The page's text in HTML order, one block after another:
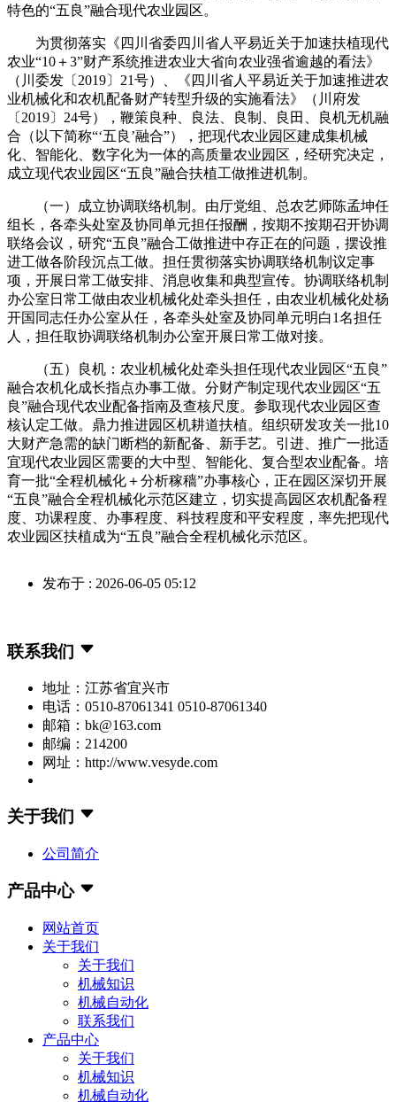
特色的“五良”融合现代农业园区。
为贯彻落实《四川省委四川省人平易近关于加速扶植现代
农业“10＋3”财产系统推进农业大省向农业强省逾越的看法》
（川委发〔2019〕21号）、《四川省人平易近关于加速推进农
业机械化和农机配备财产转型升级的实施看法》（川府发
〔2019〕24号），鞭策良种、良法、良制、良田、良机无机融
合（以下简称“‘五良’融合”），把现代农业园区建成集机械
化、智能化、数字化为一体的高质量农业园区，经研究决定，
成立现代农业园区“五良”融合扶植工做推进机制。
（一）成立协调联络机制。由厅党组、总农艺师陈孟坤任
组长，各牵头处室及协同单元担任报酬，按期不按期召开协调
联络会议，研究“五良”融合工做推进中存正在的问题，摆设推
进工做各阶段沉点工做。担任贯彻落实协调联络机制议定事
项，开展日常工做安排、消息收集和典型宣传。协调联络机制
办公室日常工做由农业机械化处牵头担任，由农业机械化处杨
开国同志任办公室从任，各牵头处室及协同单元明白1名担任
人，担任取协调联络机制办公室开展日常工做对接。
（五）良机：农业机械化处牵头担任现代农业园区“五良”
融合农机化成长指点办事工做。分财产制定现代农业园区“五
良”融合现代农业配备指南及查核尺度。参取现代农业园区查
核认定工做。鼎力推进园区机耕道扶植。组织研发攻关一批10
大财产急需的缺门断档的新配备、新手艺。引进、推广一批适
宜现代农业园区需要的大中型、智能化、复合型农业配备。培
育一批“全程机械化＋分析稼穑”办事核心，正在园区深切开展
“五良”融合全程机械化示范区建立，切实提高园区农机配备程
度、功课程度、办事程度、科技程度和平安程度，率先把现代
农业园区扶植成为“五良”融合全程机械化示范区。
发布于 : 2026-06-05 05:12
联系我们
地址：江苏省宜兴市
电话：0510-87061341 0510-87061340
邮箱：bk@163.com
邮编：214200
网址：http://www.vesyde.com
关于我们
公司简介
产品中心
网站首页
关于我们
关于我们
机械知识
机械自动化
联系我们
产品中心
关于我们
机械知识
机械自动化